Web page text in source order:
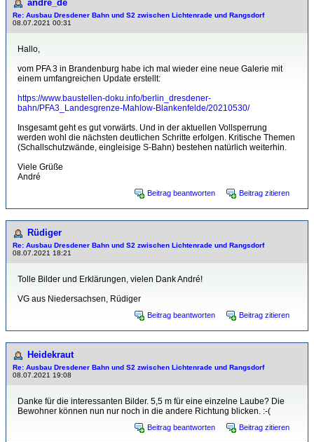
andre_de
Re: Ausbau Dresdener Bahn und S2 zwischen Lichtenrade und Rangsdorf
08.07.2021 00:31
Hallo,
vom PFA 3 in Brandenburg habe ich mal wieder eine neue Galerie mit
einem umfangreichen Update erstellt:
https://www.baustellen-doku.info/berlin_dresdener-
bahn/PFA3_Landesgrenze-Mahlow-Blankenfelde/20210530/
Insgesamt geht es gut vorwärts. Und in der aktuellen Vollsperrung
werden wohl die nächsten deutlichen Schritte erfolgen. Kritische Themen
(Schallschutzwände, eingleisige S-Bahn) bestehen natürlich weiterhin.
Viele Grüße
André
Beitrag beantworten Beitrag zitieren
Rüdiger
Re: Ausbau Dresdener Bahn und S2 zwischen Lichtenrade und Rangsdorf
08.07.2021 18:21
Tolle Bilder und Erklärungen, vielen Dank André!
VG aus Niedersachsen, Rüdiger
Beitrag beantworten Beitrag zitieren
Heidekraut
Re: Ausbau Dresdener Bahn und S2 zwischen Lichtenrade und Rangsdorf
08.07.2021 19:08
Danke für die interessanten Bilder. 5,5 m für eine einzelne Laube? Die
Bewohner können nun nur noch in die andere Richtung blicken. :-(
Beitrag beantworten Beitrag zitieren